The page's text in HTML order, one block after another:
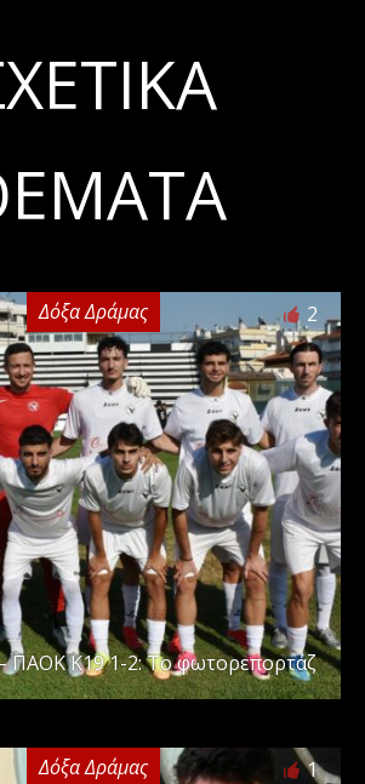
Δόξα Δράμας 2
ΠΑΟΚ Κ19 1-2: Το φωτορεπορτάζ
Δόξα Δράμας 1